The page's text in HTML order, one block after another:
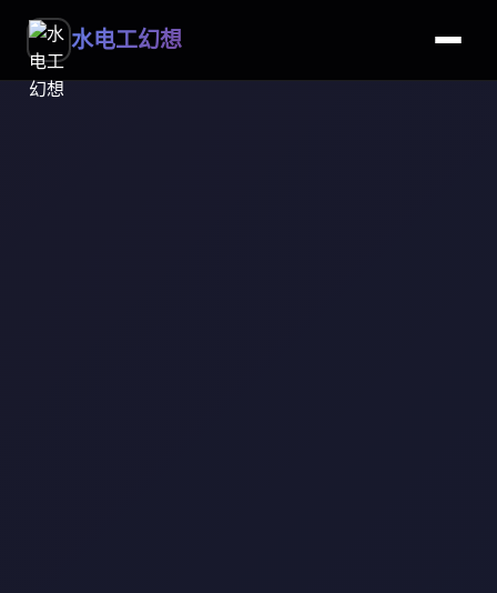
水电工幻想